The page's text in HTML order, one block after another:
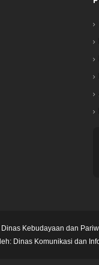
Kebudayaan dan
Dinas Komunikasi dan